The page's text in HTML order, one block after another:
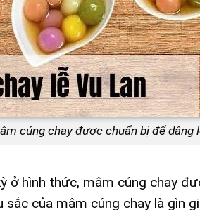
cúng chay được chuẩn bị để dâng
ở hình thức, mâm cúng chay
sắc của mâm cúng chay là gìn